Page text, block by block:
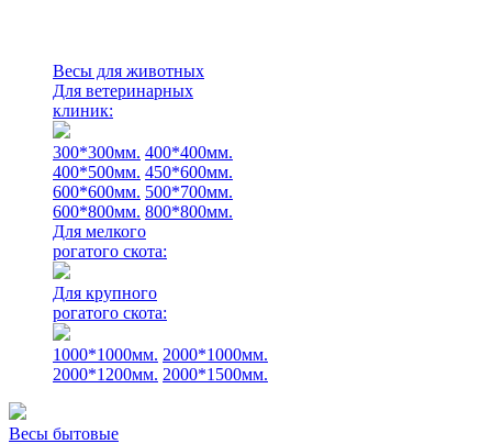
Весы для животных
Для ветеринарных
клиник:
300*300мм. 400*400мм.
400*500мм. 450*600мм.
600*600мм. 500*700мм.
600*800мм. 800*800мм.
Для мелкого
рогатого скота:
Для крупного
рогатого скота:
1000*1000мм. 2000*1000мм.
2000*1200мм. 2000*1500мм.
Весы бытовые